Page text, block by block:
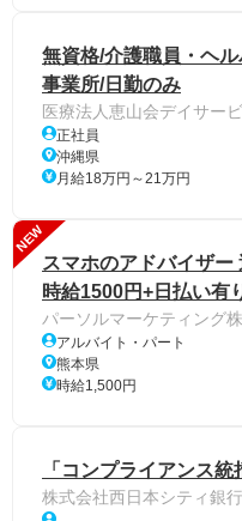
無資格/介護職員・ヘ
事業所/日勤のみ
医療法人恵山会デイサー
正社員
沖縄県
月給18万円～21万円
NEW
スマホのアドバイザ
時給1500円+日払い有
パーソルマーケティング
アルバイト・パート
熊本県
時給1,500円
「コンプライアンス統
株式会社西日本シティ銀行